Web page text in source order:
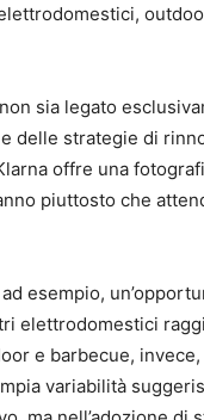
non sia legato
delle strategie di
offre una
piuttosto che
esempio,
elettrodomestici
e barbecue,
variabilità